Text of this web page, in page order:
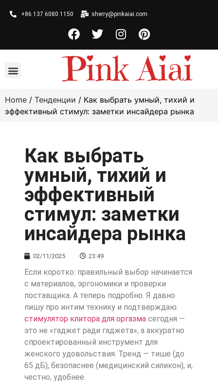
+86 137 6080 1150 sherry@pinkaiai.com
Home / Тенденции / Как выбрать умный, тихий и
эффективный стимул: заметки инсайдера рынка
Как выбрать
умный, тихий и
эффективный
стимул: заметки
инсайдера рынка
02/11/2025 23:49
Если коротко: правильный выбор начинается
с материалов, эргономики и проверки
поставщика. А теперь подробно. Я давно
пишу про интим технику и подтверждаю:
стимулятор клитора для оргазма сегодня —
это не «гаджет ради гаджета», а аккуратно
спроектированный инструмент для
женского удовольствия. Тренд — тише (до
65 дБ), безопаснее (медицинский силикон), и,
честно, удобнее.